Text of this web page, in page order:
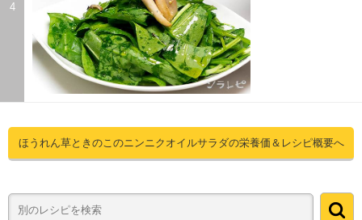
4
ほうれん草ときのこのニンニクオイルサラダの栄養価＆レシピ概要へ